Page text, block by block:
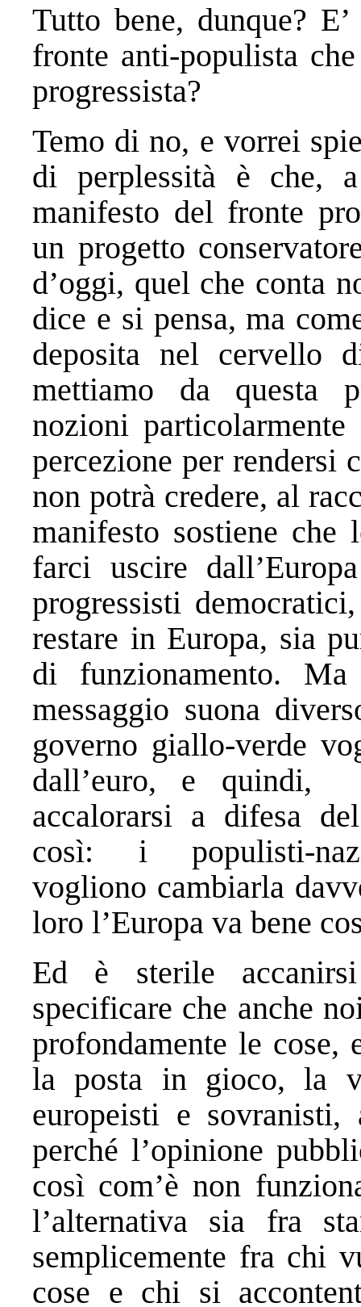
Tutto bene, dunque?
fronte anti-populista
progressista?
Temo di no, e vorrei
di perplessità è che,
manifesto del fronte
un progetto
d’oggi, quel che conta
dice e si pensa, ma
deposita nel cervello
mettiamo da questa
nozioni
percezione per rendersi
non potrà credere, al
manifesto sostiene
farci uscire
progressisti
restare in Europa, sia
di funzionamento.
messaggio suona
governo giallo-verde
dall’euro, e quindi,
accalorarsi a difesa
così: i populisti-
vogliono cambiarla
loro l’Europa va bene
Ed è sterile
specificare che anche
profondamente le cose,
la posta in gioco, la
europeisti e
perché l’opinione
così com’è non
l’alternativa sia fra
semplicemente fra chi
cose e chi si